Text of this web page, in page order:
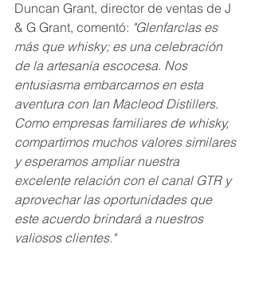
Duncan Grant, director de ventas de J
& G Grant, comentó: "Glenfarclas es
más que whisky; es una celebración
de la artesanía escocesa. Nos
entusiasma embarcarnos en esta
aventura con Ian Macleod Distillers.
Como empresas familiares de whisky,
compartimos muchos valores similares
y esperamos ampliar nuestra
excelente relación con el canal GTR y
aprovechar las oportunidades que
este acuerdo brindará a nuestros
valiosos clientes."